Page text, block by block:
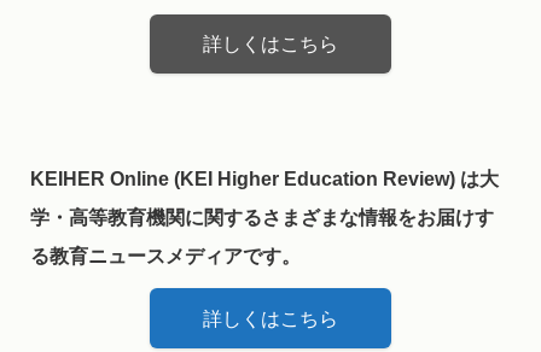
詳しくはこちら
KEIHER Online (KEI Higher Education Review) は大
学・高等教育機関に関するさまざまな情報をお届けす
る教育ニュースメディアです。
詳しくはこちら